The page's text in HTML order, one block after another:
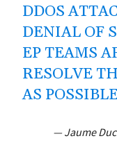
DDOS
DENIAL OF
EP TEAMS
RESOLVE
AS
— Jaume